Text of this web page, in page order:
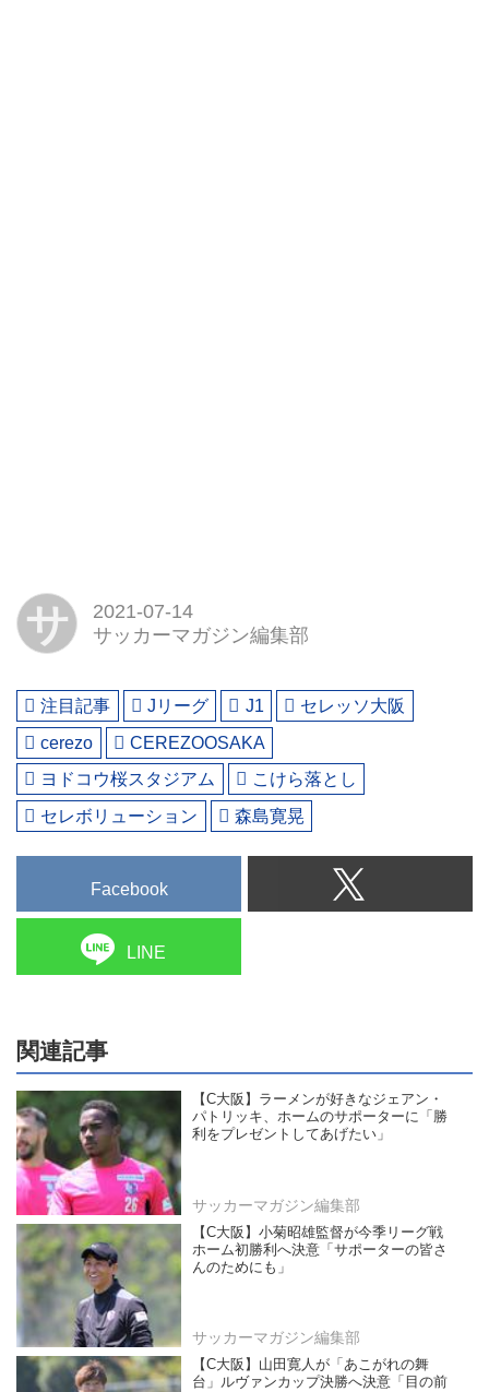
サ
2021-07-14
サッカーマガジン編集部
注目記事 Jリーグ J1
セレッソ大阪
cerezo
CEREZOOSAKA
ヨドコウ桜スタジアム
こけら落とし
セレボリューション
森島寛晃
Facebook
LINE
関連記事
【C大阪】ラーメンが好きなジェアン・
パトリッキ、ホームのサポーターに「勝
利をプレゼントしてあげたい」
サッカーマガジン編集部
【C大阪】小菊昭雄監督が今季リーグ戦
ホーム初勝利へ決意「サポーターの皆さ
んのためにも」
サッカーマガジン編集部
【C大阪】山田寛人が「あこがれの舞
台」ルヴァンカップ決勝へ決意「目の前